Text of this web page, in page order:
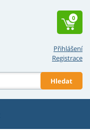
Přihlášení
Registrace
Hledat
0